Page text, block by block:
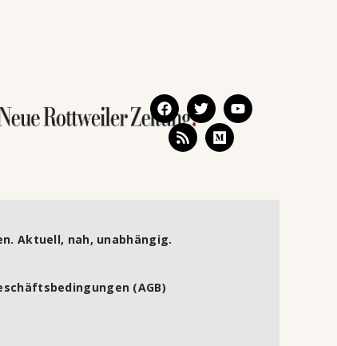
Aktuell, nah, unabhängig.
(AGB)